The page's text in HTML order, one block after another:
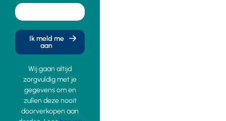
Ik meld me
aan
Wij gaan altijd
zorgvuldig met je
gegevens om en
zullen deze nooit
doorverkopen aan